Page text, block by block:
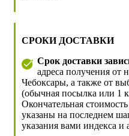
СРОКИ ДОСТАВКИ
Срок доставки
адреса получения от
Чебоксары, а также от
(обычная посылка или 1
Окончательная
указаны на последнем
указания вами индекса и